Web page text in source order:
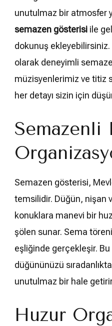
unutulmaz bir atmosfer
semazen gösterisi ile
dokunuş
olarak deneyimli
müzisyenlerimiz ve titiz
her detayı sizin için
Semazenli
Semazen gösterisi,
temsilidir. Düğün, nişan
konuklara manevi bir
şölen sunar. Sema
eşliğinde gerçekleşir.
düğününüzü
unutulmaz bir hale
Huzur